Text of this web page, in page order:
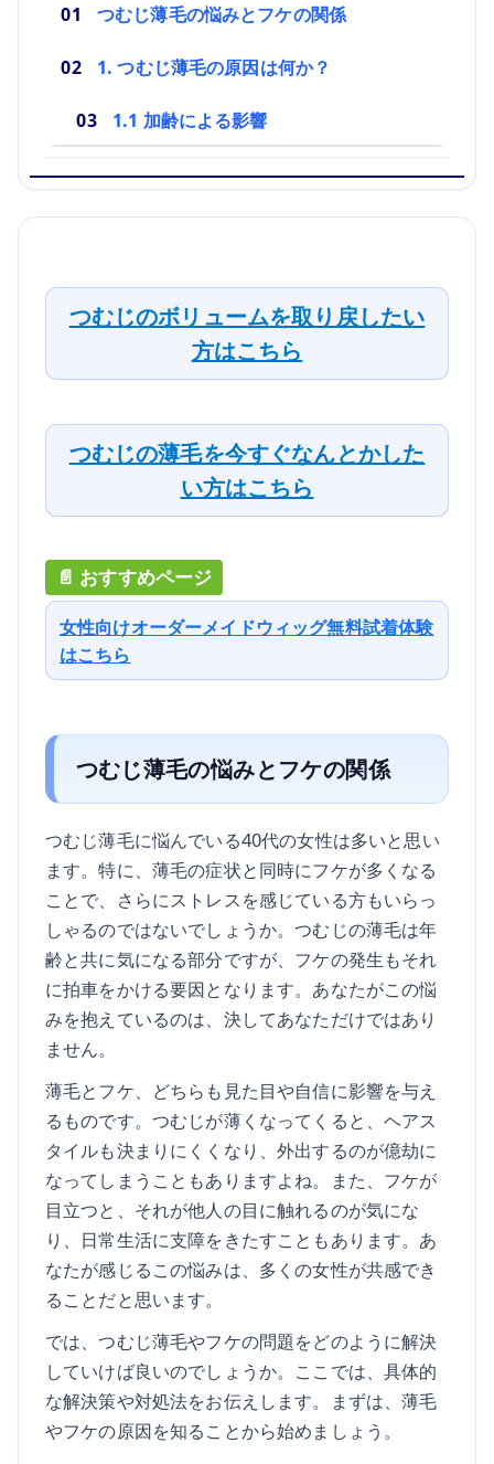
つむじ薄毛の悩みとフケの関係
1. つむじ薄毛の原因は何か？
1.1 加齢による影響
つむじのボリュームを取り戻したい
方はこちら
つむじの薄毛を今すぐなんとかした
い方はこちら
女性向けオーダーメイドウィッグ無料試着体験
はこちら
つむじ薄毛の悩みとフケの関係
つむじ薄毛に悩んでいる40代の女性は多いと思い
ます。特に、薄毛の症状と同時にフケが多くなる
ことで、さらにストレスを感じている方もいらっ
しゃるのではないでしょうか。つむじの薄毛は年
齢と共に気になる部分ですが、フケの発生もそれ
に拍車をかける要因となります。あなたがこの悩
みを抱えているのは、決してあなただけではあり
ません。
薄毛とフケ、どちらも見た目や自信に影響を与え
るものです。つむじが薄くなってくると、ヘアス
タイルも決まりにくくなり、外出するのが億劫に
なってしまうこともありますよね。また、フケが
目立つと、それが他人の目に触れるのが気にな
り、日常生活に支障をきたすこともあります。あ
なたが感じるこの悩みは、多くの女性が共感でき
ることだと思います。
では、つむじ薄毛やフケの問題をどのように解決
していけば良いのでしょうか。ここでは、具体的
な解決策や対処法をお伝えします。まずは、薄毛
やフケの原因を知ることから始めましょう。